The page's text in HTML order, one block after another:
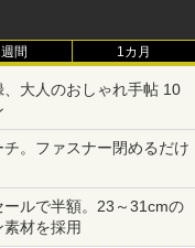
間 1カ月
、大人のおしゃれ手帖 10
。ファスナー閉めるだけ
ルで半額。23～31cmの
材を採用